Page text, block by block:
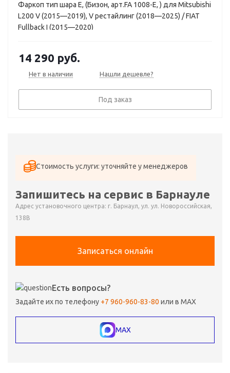
Фаркоп тип шара E, (Бизон, арт.FA 1008-E, ) для Mitsubishi
L200 V (2015—2019), V рестайлинг (2018—2025) / FIAT
Fullback I (2015—2020)
14 290 руб.
Нет в наличии Нашли дешевле?
Под заказ
Стоимость услуги: уточняйте у менеджеров
Запишитесь на сервис в Барнауле
Адрес установочного центра: г. Барнаул, ул. ул. Новороссийская,
138В
Записаться онлайн
Есть вопросы?
Задайте их по телефону +7 960-960-83-80 или в MAX
MAX